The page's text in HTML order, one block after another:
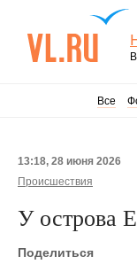
Все
13:18, 28 июня 2026
Происшествия
У острова
Поделиться